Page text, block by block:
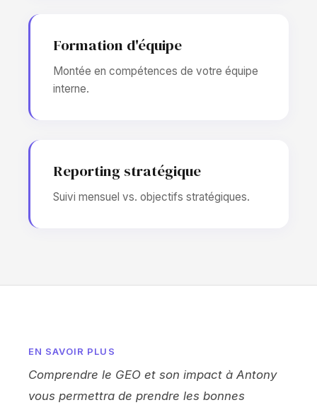
Formation d'équipe
Montée en compétences de votre équipe
interne.
Reporting stratégique
Suivi mensuel vs. objectifs stratégiques.
EN SAVOIR PLUS
Comprendre le GEO et son impact à Antony
vous permettra de prendre les bonnes